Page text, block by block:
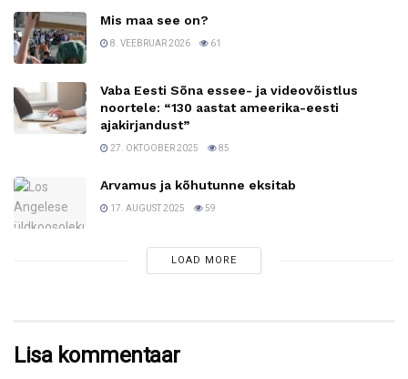
Mis maa see on?
8. VEEBRUAR 2026 61
Vaba Eesti Sõna essee- ja videovõistlus
noortele: “130 aastat ameerika-eesti
ajakirjandust”
27. OKTOOBER 2025 85
Arvamus ja kõhutunne eksitab
17. AUGUST 2025 59
LOAD MORE
Lisa kommentaar